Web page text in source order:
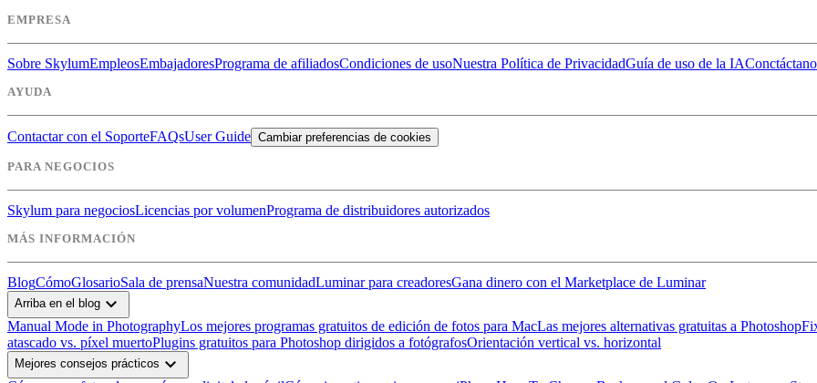
EMPRESA
Sobre SkylumEmpleosEmbajadoresPrograma de afiliadosCondiciones de usoNuestra Política de PrivacidadGuía de uso de la IA
AYUDA
Contactar con el SoporteFAQsUser Guide Cambiar preferencias de cookies
PARA NEGOCIOS
Skylum para negociosLicencias por volumenPrograma de distribuidores autorizados
MÁS INFORMACIÓN
BlogCómoGlosarioSala de prensaNuestra comunidadLuminar para creadoresGana dinero con el Marketplace de Luminar
Arriba en el blog expand_more
Manual Mode in PhotographyLos mejores programas gratuitos de edición de fotos para MacLas mejores alternativas gratuitas a Photoshop
atascado vs. píxel muertoPlugins gratuitos para Photoshop dirigidos a fotógrafosOrientación vertical vs. horizontal
Mejores consejos prácticos expand_more